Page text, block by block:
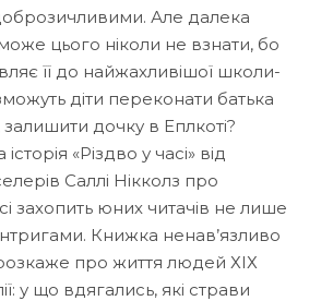
Але далека
цього ніколи не взнати, бо
її до найжахливішої школи-
діти переконати батька
дочку в Еплкоті?
«Різдво у часі» від
Саллі Нікколз про
захопить юних читачів не лише
Книжка ненав’язливо
про життя людей ХІХ
у що вдягались, які страви